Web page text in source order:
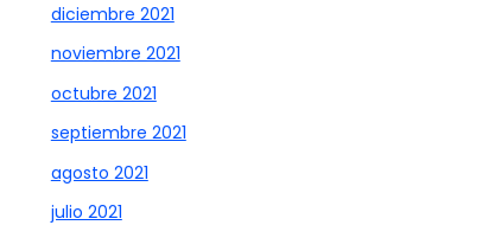
diciembre 2021
noviembre 2021
octubre 2021
septiembre 2021
agosto 2021
julio 2021